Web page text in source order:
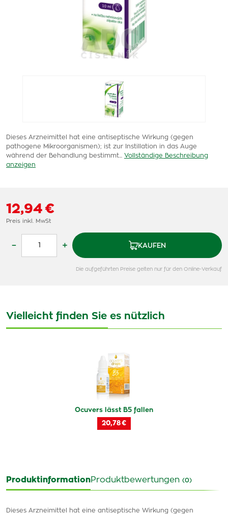
Dieses Arzneimittel hat eine antiseptische Wirkung (gegen
pathogene Mikroorganismen); ist zur Instillation in das Auge
während der Behandlung bestimmt...
Vollständige Beschreibung
anzeigen
12,94 €
Preis inkl. MwSt
– + KAUFEN
Die aufgeführten Preise gelten nur für den Online-Verkauf
Vielleicht finden Sie es nützlich
Ocuvers lässt B5 fallen
20,78 €
ProduktinformationProduktbewertungen (0)
Dieses Arzneimittel hat eine antiseptische Wirkung (gegen